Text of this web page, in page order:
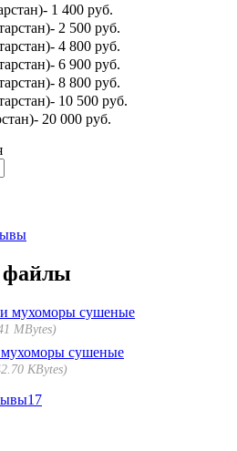
- 1 400 руб.
- 2 500 руб.
- 4 800 руб.
- 6 900 руб.
- 8 800 руб.
- 10 500 руб.
- 20 000 руб.
файлы
мухоморы сушеные
MBytes
мухоморы сушеные
KBytes
17